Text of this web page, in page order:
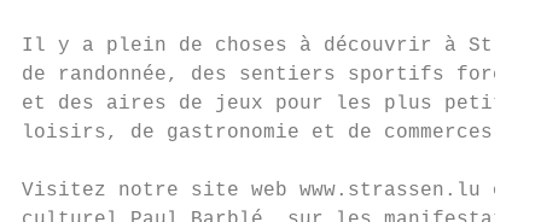
Il y a plein de choses à découvrir à
de randonnée, des sentiers sportifs
et des aires de jeux pour les plus petits,
loisirs, de gastronomie et de commerces.
Visitez notre site web www.strassen.lu où